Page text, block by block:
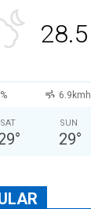
28.5
6.9kmh
SAT
°
SUN
29°